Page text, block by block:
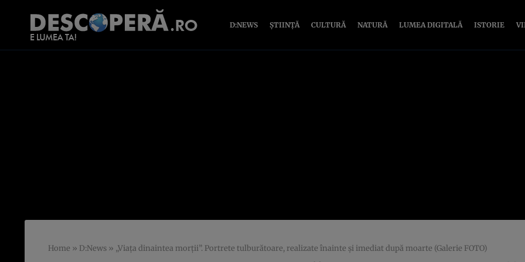
D:NEWS ȘTIINȚĂ CULTURĂ NATURĂ LUMEA DIGITALĂ ISTORIE
Home » D:News » „Viaţa dinaintea morţii”. Portrete tulburătoare, realizate înainte şi imediat după moarte (Galerie FOTO)